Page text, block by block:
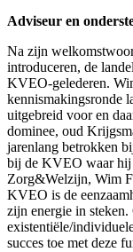
Adviseur en
Na zijn
introduceren, de
KVEO-gelederen.
kennismakingsronde
uitgebreid voor en
dominee, oud
jarenlang betrokken
bij de KVEO waar hij
Zorg&Welzijn, Wim
KVEO is de
zijn energie in
existentiële/
succes toe met deze